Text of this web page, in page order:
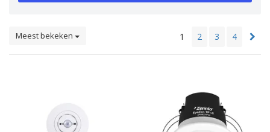
Meest bekeken 1 2 3 4